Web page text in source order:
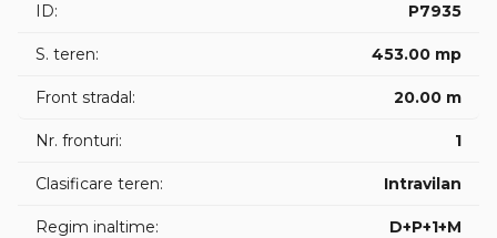
Pentru detalii si vizionari sunati DAN: - 0756 // 33 // 44 // 36 -
🎁 Zilnic, oferte noi si actualizate pe: 🌐 www.vanzarialba.ro
ID: P7935
S. teren: 453.00 mp
Front stradal: 20.00 m
Nr. fronturi: 1
Clasificare teren: Intravilan
Regim inaltime: D+P+1+M